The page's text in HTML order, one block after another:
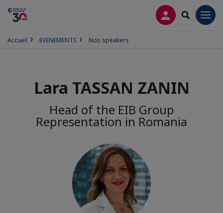
CONNEXION
Accueil EVENEMENTS Nos speakers
Lara TASSAN ZANIN
Head of the EIB Group
Representation in Romania